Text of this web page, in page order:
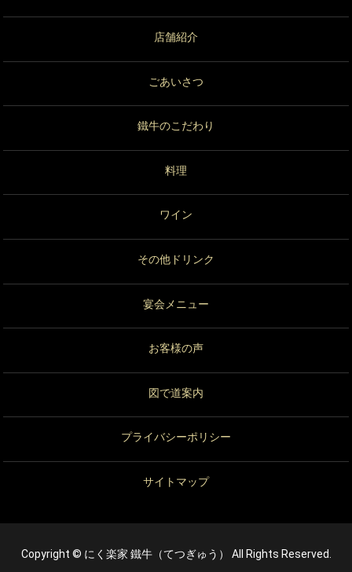
店舗紹介
ごあいさつ
鐵牛のこだわり
料理
ワイン
その他ドリンク
宴会メニュー
お客様の声
図で道案内
プライバシーポリシー
サイトマップ
Copyright © にく楽家 鐵牛（てつぎゅう） All Rights Reserved.